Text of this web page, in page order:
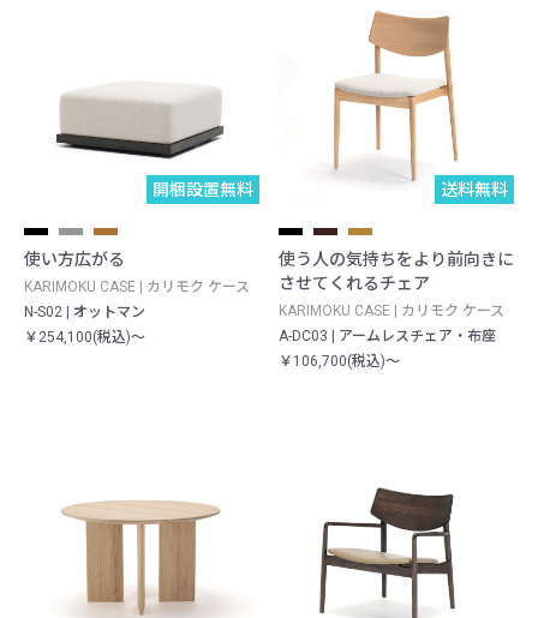
開梱設置無料
使い方広がる
KARIMOKU CASE | カリモク ケース
N-S02 | オットマン
￥254,100(税込)～
送料無料
使う人の気持ちをより前向きに
させてくれるチェア
KARIMOKU CASE | カリモク ケース
A-DC03 | アームレスチェア ・ 布座
￥106,700(税込)～